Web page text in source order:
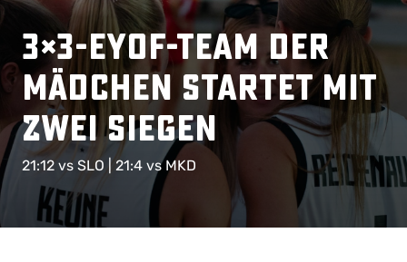
3×3-EYOF-Team der
Mädchen startet mit
zwei Siegen
21:12 vs SLO | 21:4 vs MKD